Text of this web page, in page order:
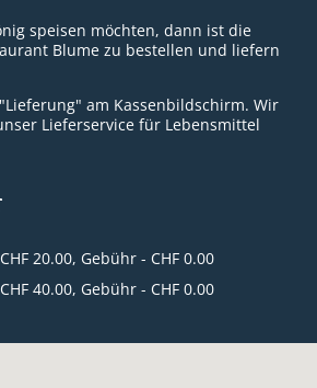
speisen möchten, dann ist die
Blume zu bestellen und liefern
am Kassenbildschirm. Wir
Lieferservice für Lebensmittel
20.00, Gebühr - CHF 0.00
40.00, Gebühr - CHF 0.00